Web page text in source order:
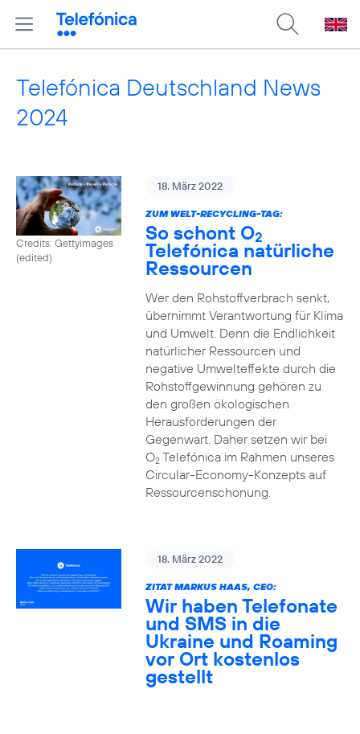
Telefónica Deutschland News
2024
Credits: Gettyimages
(edited)
18. März 2022
ZUM WELT-RECYCLING-TAG:
So schont O2
Telefónica natürliche
Ressourcen
Wer den Rohstoffverbrach senkt,
übernimmt Verantwortung für Klima
und Umwelt. Denn die Endlichkeit
natürlicher Ressourcen und
negative Umwelteffekte durch die
Rohstoffgewinnung gehören zu
den großen ökologischen
Herausforderungen der
Gegenwart. Daher setzen wir bei
O2Telefónica im Rahmen unseres
Circular-Economy-Konzepts auf
Ressourcenschonung.
18. März 2022
ZITAT MARKUS HAAS, CEO:
Wir haben Telefonate
und SMS in die
Ukraine und Roaming
vor Ort kostenlos
gestellt